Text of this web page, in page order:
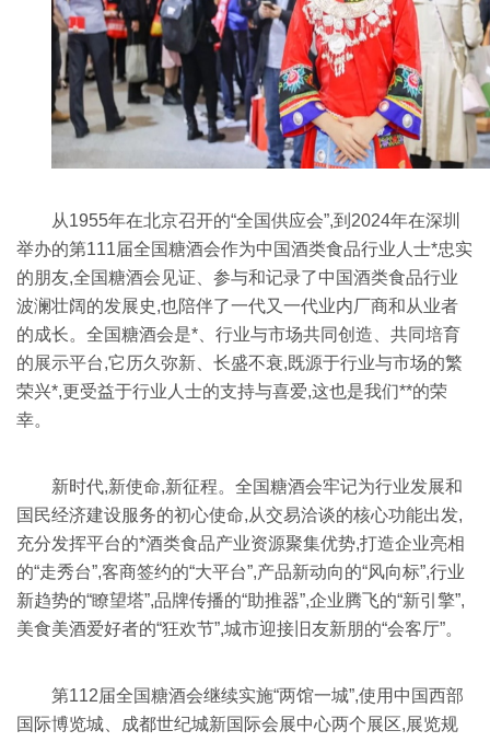
从1955年在北京召开的“全国供应会”,到2024年在深圳
举办的第111届全国糖酒会作为中国酒类食品行业人士*忠实
的朋友,全国糖酒会见证、参与和记录了中国酒类食品行业
波澜壮阔的发展史,也陪伴了一代又一代业内厂商和从业者
的成长。全国糖酒会是*、行业与市场共同创造、共同培育
的展示平台,它历久弥新、长盛不衰,既源于行业与市场的繁
荣兴*,更受益于行业人士的支持与喜爱,这也是我们**的荣
幸。
新时代,新使命,新征程。全国糖酒会牢记为行业发展和
国民经济建设服务的初心使命,从交易洽谈的核心功能出发,
充分发挥平台的*酒类食品产业资源聚集优势,打造企业亮相
的“走秀台”,客商签约的“大平台”,产品新动向的“风向标”,行业
新趋势的“瞭望塔”,品牌传播的“助推器”,企业腾飞的“新引擎”,
美食美酒爱好者的“狂欢节”,城市迎接旧友新朋的“会客厅”。
第112届全国糖酒会继续实施“两馆一城”,使用中国西部
国际博览城、成都世纪城新国际会展中心两个展区,展览规